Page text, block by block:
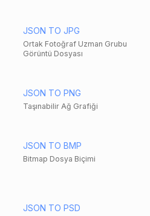
JSON TO JPG
Ortak Fotoğraf Uzman Grubu
Görüntü Dosyası
JSON TO PNG
Taşınabilir Ağ Grafiği
JSON TO BMP
Bitmap Dosya Biçimi
JSON TO PSD